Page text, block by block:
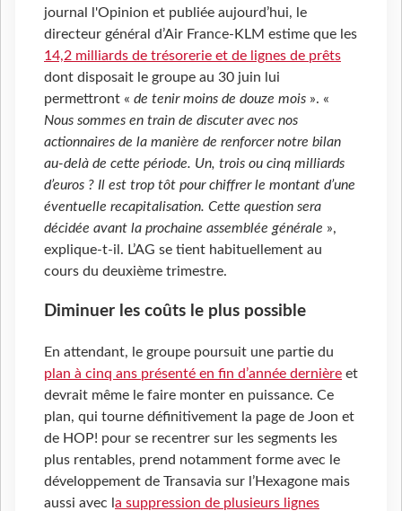
journal l'Opinion et publiée aujourd’hui, le
directeur général d’Air France-KLM estime que les
14,2 milliards de trésorerie et de lignes de prêts
dont disposait le groupe au 30 juin lui
permettront « de tenir moins de douze mois ». «
Nous sommes en train de discuter avec nos
actionnaires de la manière de renforcer notre bilan
au-delà de cette période. Un, trois ou cinq milliards
d’euros ? Il est trop tôt pour chiffrer le montant d’une
éventuelle recapitalisation. Cette question sera
décidée avant la prochaine assemblée générale »,
explique-t-il. L’AG se tient habituellement au
cours du deuxième trimestre.
Diminuer les coûts le plus possible
En attendant, le groupe poursuit une partie du
plan à cinq ans présenté en fin d’année dernière et
devrait même le faire monter en puissance. Ce
plan, qui tourne définitivement la page de Joon et
de HOP! pour se recentrer sur les segments les
plus rentables, prend notamment forme avec le
développement de Transavia sur l’Hexagone mais
aussi avec l a suppression de plusieurs lignes